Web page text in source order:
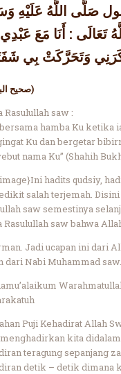
صَلَّى اللَّهُ عَلَيْهِ
تَعَالَى : أَنَا مَعَ عَبْدِي
وَتَحَرَّكَتْ بِي
(صحيح البخاري)
Rasulullah saw :
hamba Ku ketika
Ku dan bergetar
nama Ku” (Shahih
hadits qudsiy,
salah terjemah. Disini
saw semestinya
Rasulullah saw bahwa
Jadi ucapan ini dari
dari Nabi Muhammad saw.
Puji Kehadirat Allah
kita didalam
teragung sepanjang
detik – detik dimana